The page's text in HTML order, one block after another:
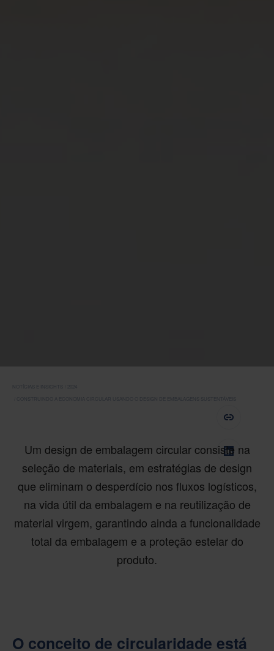
NOTÍCIAS E INSIGHTS
CONSTRUINDO A ECONOMIA CIRCULAR USANDO O DESIGN DE EMBALAGENS SUSTENTÁVEIS
Um design de embalagem circular consiste na
seleção de materiais, em estratégias de design
que eliminam o desperdício nos fluxos logísticos,
na vida útil da embalagem e na reutilização de
material virgem, garantindo ainda a funcionalidade
total da embalagem e a proteção estelar do
produto.
O conceito de circularidade está